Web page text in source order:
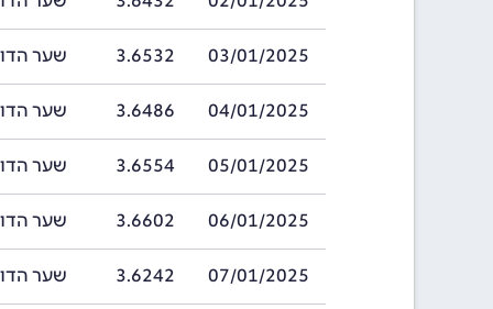
03/01/2025
3.6532 שער הדולר
04/01/2025
3.6486 שער הדולר
05/01/2025
3.6554 שער הדולר
06/01/2025
3.6602 שער הדולר
07/01/2025
3.6242 שער הדולר